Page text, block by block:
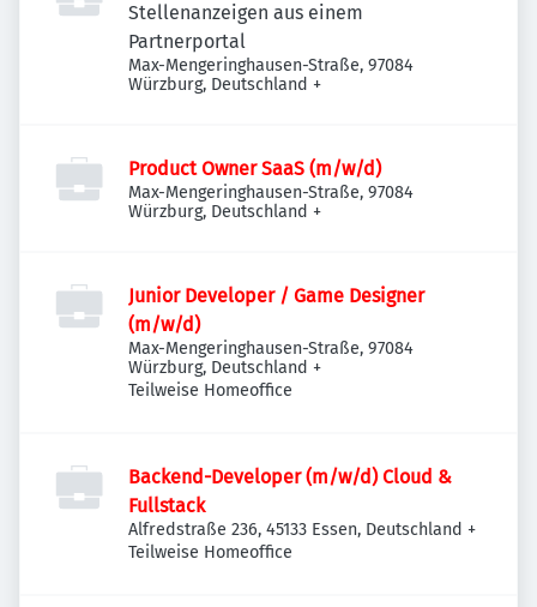
Stellenanzeigen aus einem
Partnerportal
Max-Mengeringhausen-Straße, 97084
Würzburg, Deutschland +
Product Owner SaaS (m/w/d)
Max-Mengeringhausen-Straße, 97084
Würzburg, Deutschland +
Junior Developer / Game Designer
(m/w/d)
Max-Mengeringhausen-Straße, 97084
Würzburg, Deutschland +
Teilweise Homeoffice
Backend-Developer (m/w/d) Cloud &
Fullstack
Alfredstraße 236, 45133 Essen, Deutschland +
Teilweise Homeoffice